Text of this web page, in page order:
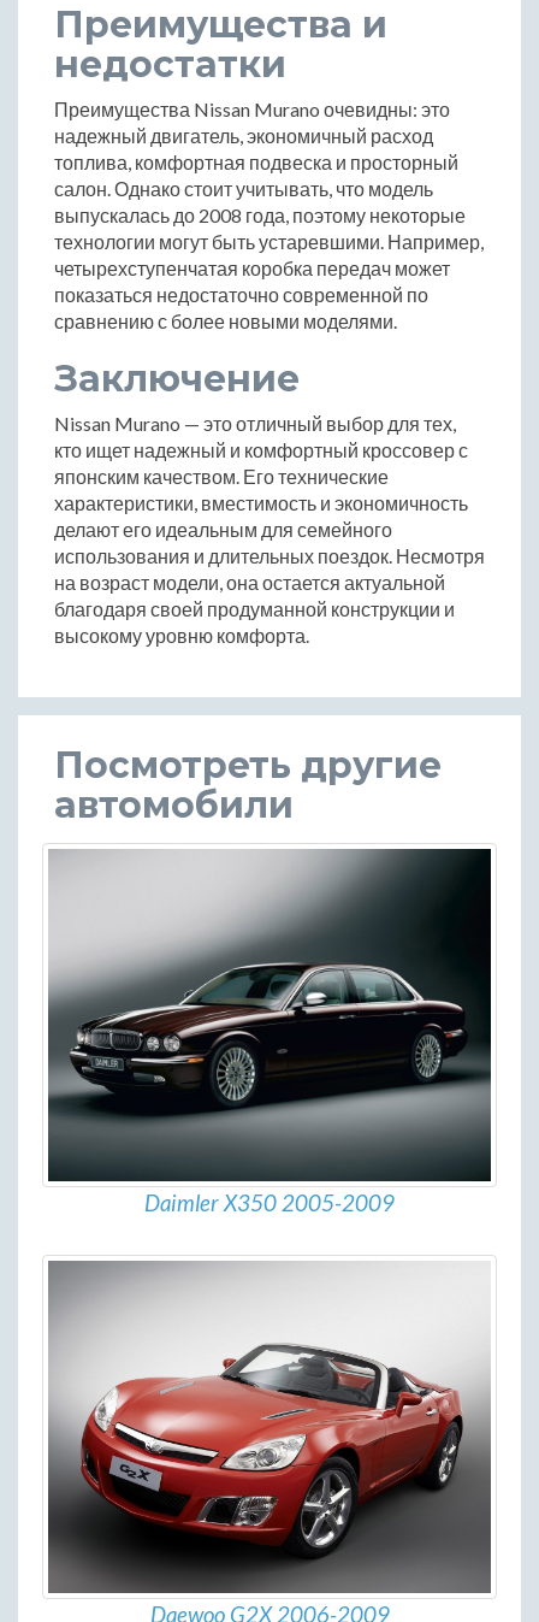
Преимущества и
недостатки
Преимущества Nissan Murano очевидны: это
надежный двигатель, экономичный расход
топлива, комфортная подвеска и просторный
салон. Однако стоит учитывать, что модель
выпускалась до 2008 года, поэтому некоторые
технологии могут быть устаревшими. Например,
четырехступенчатая коробка передач может
показаться недостаточно современной по
сравнению с более новыми моделями.
Заключение
Nissan Murano — это отличный выбор для тех,
кто ищет надежный и комфортный кроссовер с
японским качеством. Его технические
характеристики, вместимость и экономичность
делают его идеальным для семейного
использования и длительных поездок. Несмотря
на возраст модели, она остается актуальной
благодаря своей продуманной конструкции и
высокому уровню комфорта.
Посмотреть другие
автомобили
Daimler X350 2005-2009
Daewoo G2X 2006-2009